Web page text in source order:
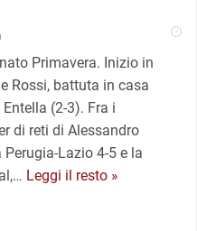
Primavera. Inizio in
Rossi, battuta in casa
(2-3). Fra i
di reti di Alessandro
Perugia-Lazio 4-5 e la
… Leggi il resto »